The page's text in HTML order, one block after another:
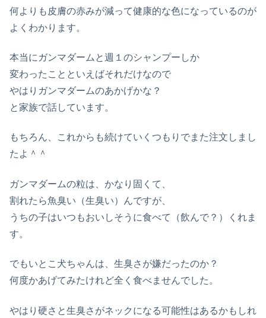
何よりも皮膚の赤みが減って健康的な色になっているのが
よくわかります。
本当にガンマダームと週１のシャンプーしか
変わったことといえばそれだけなので
やはりガンマダームのあかげかな？
と家族で話しています。
もちろん、これからも続けていくつもりでまた注文しまし
たよ＾＾
ガンマダームの粒は、かなり固くて、
割れたら魚臭い（生臭い）んですが、
うちの子はいつもおいしそうに食べて（飲んで？）くれま
す。
でもいとこ犬ちゃんは、生臭さが嫌だったのか？
何度かあげてみたけれど全く食べませんでした。
やはり硬さと生臭さがネックになる可能性はあるかもしれ